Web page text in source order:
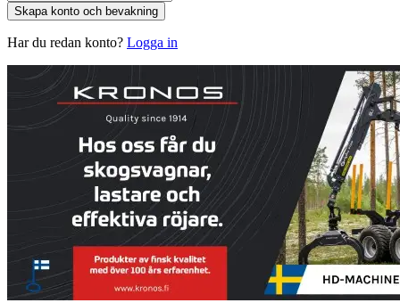
Skapa konto och bevakning
Har du redan konto? Logga in